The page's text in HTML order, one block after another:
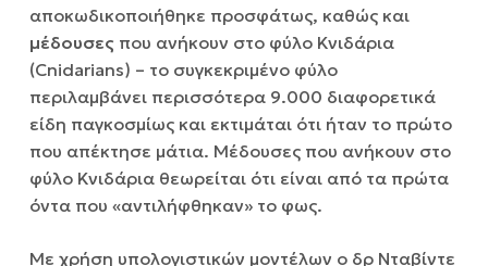
αποκωδικοποιήθηκε προσφάτως, καθώς και
μέδουσες που ανήκουν στο φύλο Κνιδάρια
(Cnidarians) – το συγκεκριμένο φύλο
περιλαμβάνει περισσότερα 9.000 διαφορετικά
είδη παγκοσμίως και εκτιμάται ότι ήταν το πρώτο
που απέκτησε μάτια. Μέδουσες που ανήκουν στο
φύλο Κνιδάρια θεωρείται ότι είναι από τα πρώτα
όντα που «αντιλήφθηκαν» το φως.
Με χρήση υπολογιστικών μοντέλων ο δρ Νταβίντε